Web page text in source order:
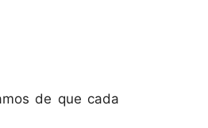
de que cada